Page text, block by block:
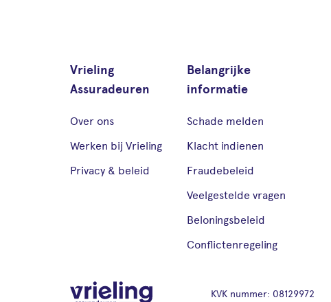
Vrieling
Assuradeuren
Over ons
Werken bij Vrieling
Privacy & beleid
Belangrijke
informatie
Schade melden
Klacht indienen
Fraudebeleid
Veelgestelde vragen
Beloningsbeleid
Conflictenregeling
KVK nummer: 08129972